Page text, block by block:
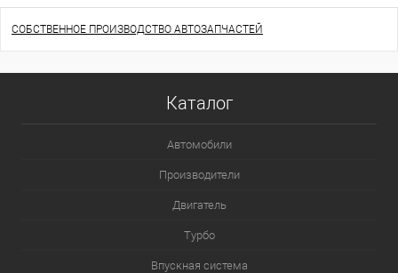
СОБСТВЕННОЕ ПРОИЗВОДСТВО АВТОЗАПЧАСТЕЙ
Каталог
Автомобили
Производители
Двигатель
Турбо
Впускная система